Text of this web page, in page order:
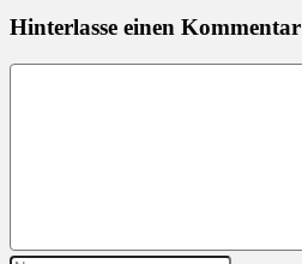
Hinterlasse einen Kommentar